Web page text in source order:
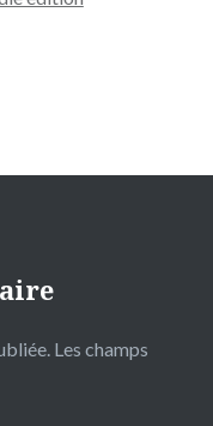
Les champs